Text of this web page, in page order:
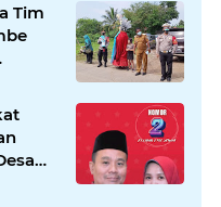
Tim